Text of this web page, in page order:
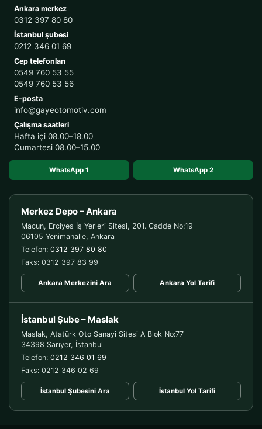
Ankara merkez
0312 397 80 80
İstanbul şubesi
0212 346 01 69
Cep telefonları
0549 760 53 55
0549 760 53 56
E-posta
info@gayeotomotiv.com
Çalışma saatleri
Hafta içi 08.00–18.00
Cumartesi 08.00–15.00
WhatsApp 1 WhatsApp 2
Merkez Depo – Ankara
Macun, Erciyes İş Yerleri Sitesi, 201. Cadde No:19
06105 Yenimahalle, Ankara
Telefon: 0312 397 80 80
Faks: 0312 397 83 99
Ankara Merkezini Ara Ankara Yol Tarifi
İstanbul Şube – Maslak
Maslak, Atatürk Oto Sanayi Sitesi A Blok No:77
34398 Sarıyer, İstanbul
Telefon: 0212 346 01 69
Faks: 0212 346 02 69
İstanbul Şubesini Ara İstanbul Yol Tarifi